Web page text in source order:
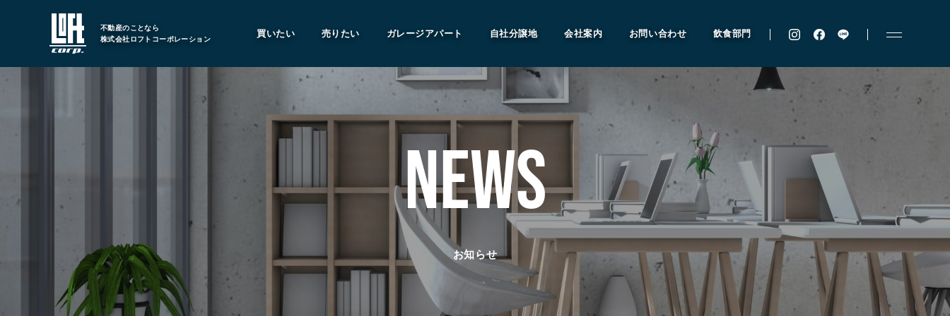
不動産のことなら
株式会社ロフトコーポレーション
買いたい 売りたい ガレージアパート 自社分譲地 会社案内 お問い合わせ 飲食部門
NEWS
お知らせ